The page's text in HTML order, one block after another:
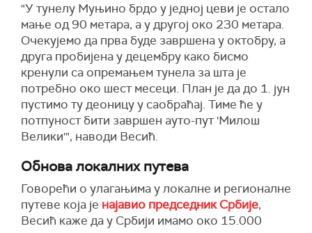
"У тунелу Муњино брдо у једној цеви је остало
мање од 90 метара, а у другој око 230 метара.
Очекујемо да прва буде завршена у октобру, а
друга пробијена у децембру како бисмо
кренули са опремањем тунела за шта је
потребно око шест месеци. План је да до 1. јун
пустимо ту деоницу у саобраћај. Тиме ће у
потпуност бити завршен ауто-пут 'Милош
Велики'", наводи Весић.
Обнова локалних путева
Говорећи о улагањима у локалне и регионалне
путеве која је најавио председник Србије,
Весић каже да у Србији имамо око 15.000